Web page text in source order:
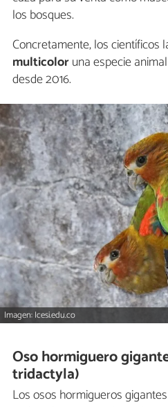
los bosques.
Concretamente, los científicos
multicoloruna especie
desde 2016.
Imagen: Icesi.edu.co
Oso hormiguero
tridactyla)
Los osos hormigueros